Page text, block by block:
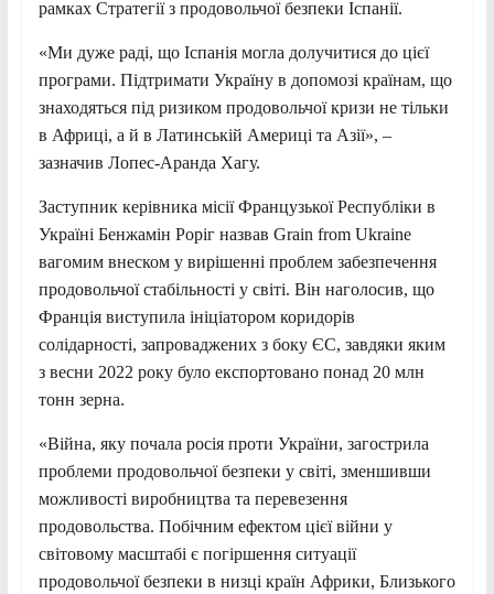
рамках Стратегії з продовольчої безпеки Іспанії.
«Ми дуже раді, що Іспанія могла долучитися до цієї
програми. Підтримати Україну в допомозі країнам, що
знаходяться під ризиком продовольчої кризи не тільки
в Африці, а й в Латинській Америці та Азії», –
зазначив Лопес-Аранда Хагу.
Заступник керівника місії Французької Республіки в
Україні Бенжамін Роріг назвав Grain from Ukraine
вагомим внеском у вирішенні проблем забезпечення
продовольчої стабільності у світі. Він наголосив, що
Франція виступила ініціатором коридорів
солідарності, запроваджених з боку ЄС, завдяки яким
з весни 2022 року було експортовано понад 20 млн
тонн зерна.
«Війна, яку почала росія проти України, загострила
проблеми продовольчої безпеки у світі, зменшивши
можливості виробництва та перевезення
продовольства. Побічним ефектом цієї війни у
світовому масштабі є погіршення ситуації
продовольчої безпеки в низці країн Африки, Близького